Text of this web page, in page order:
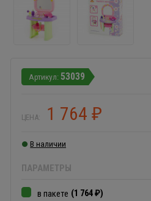
53039
ЦЕНА: 1 764 ₽
В наличии
ПАРАМЕТРЫ
в пакете (1 764 ₽)